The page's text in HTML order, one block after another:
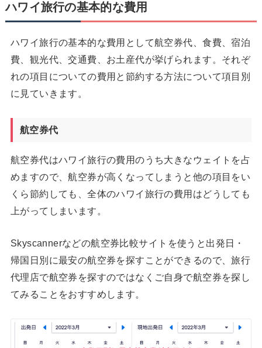
ハワイ旅行の基本的な費用
ハワイ旅行の基本的な費用として航空券代、食費、宿泊
費、観光代、交通費、お土産代が挙げられます。それぞ
れの項目についての費用と節約する方法について項目別
に見ていきます。
航空券代
航空券代はハワイ旅行の費用のうち大きなウェイトを占
めますので、航空券が高くなってしまうと他の項目をい
くら節約しても、全体のハワイ旅行の費用はどうしても
上がってしまいます。
Skyscannerなどの航空券比較サイトを使うと出発日・
帰国日別に最安の航空券を探すことができるので、旅行
代理店で航空券を探すのではなくご自身で航空券を探し
てみることをおすすめします。